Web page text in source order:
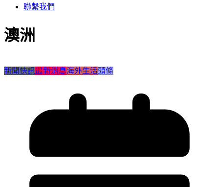
聯繫我們
澳洲
新聞快訊最新消息海外生活頭條